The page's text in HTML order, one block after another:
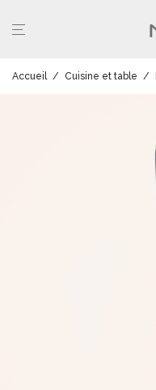
Accueil / Cuisine et table /